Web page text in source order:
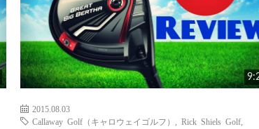
2015.08.03
Callaway Golf（キャロウェイゴルフ）
,Rick Shiels Golf